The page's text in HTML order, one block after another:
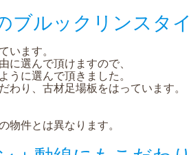
ブルックリンスタ
います。
に選んで頂けますので、
うに選んで頂きました。
わり、古材足場板をはっています。
物件とは異なります。